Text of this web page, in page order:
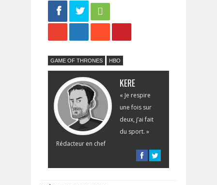
GAME OF THRONES HBO
KERE
« Je respire
une fois sur
deux, j’ai fait
du sport. »
Rédacteur en chef